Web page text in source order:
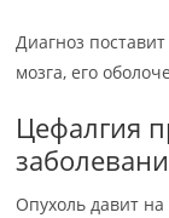
Диагноз
мозга, его
Цефалгия
Опухоль давит